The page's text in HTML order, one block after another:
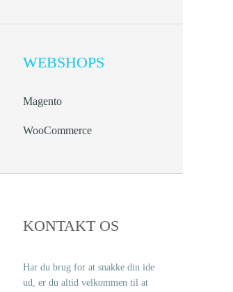
WEBSHOPS
Magento
WooCommerce
KONTAKT OS
Har du brug for at snakke din ide
ud, er du altid velkommen til at